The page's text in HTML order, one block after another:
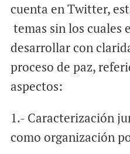
cuenta en Twitter,
temas sin los cuales
desarrollar con
proceso de paz,
aspectos:
1.- Caracterización
como organización